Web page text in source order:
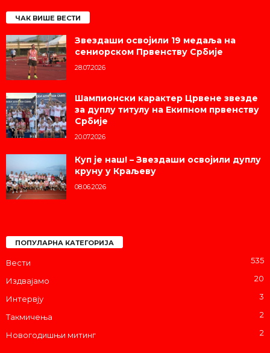
ЧАК ВИШЕ ВЕСТИ
Звездаши освојили 19 медаља на
сениорском Првенству Србије
28.07.2026
Шампионски карактер Црвене звезде
за дуплу титулу на Екипном првенству
Србије
20.07.2026
Куп је наш! – Звездаши освојили дуплу
круну у Краљеву
08.06.2026
ПОПУЛАРНА КАТЕГОРИЈА
Вести 535
Издвајамо 20
Интервју 3
Такмичења 2
Новогодишњи митинг 2